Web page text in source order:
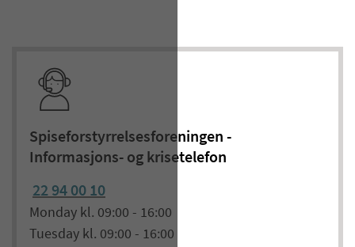
Spiseforstyrrelsesforeningen -
Informasjons- og krisetelefon
22 94 00 10
Monday kl. 09:00 - 16:00
Tuesday kl. 09:00 - 16:00